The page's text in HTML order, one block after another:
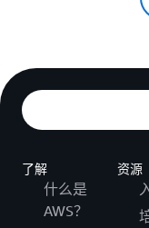
了解
什么是
AWS？
资源